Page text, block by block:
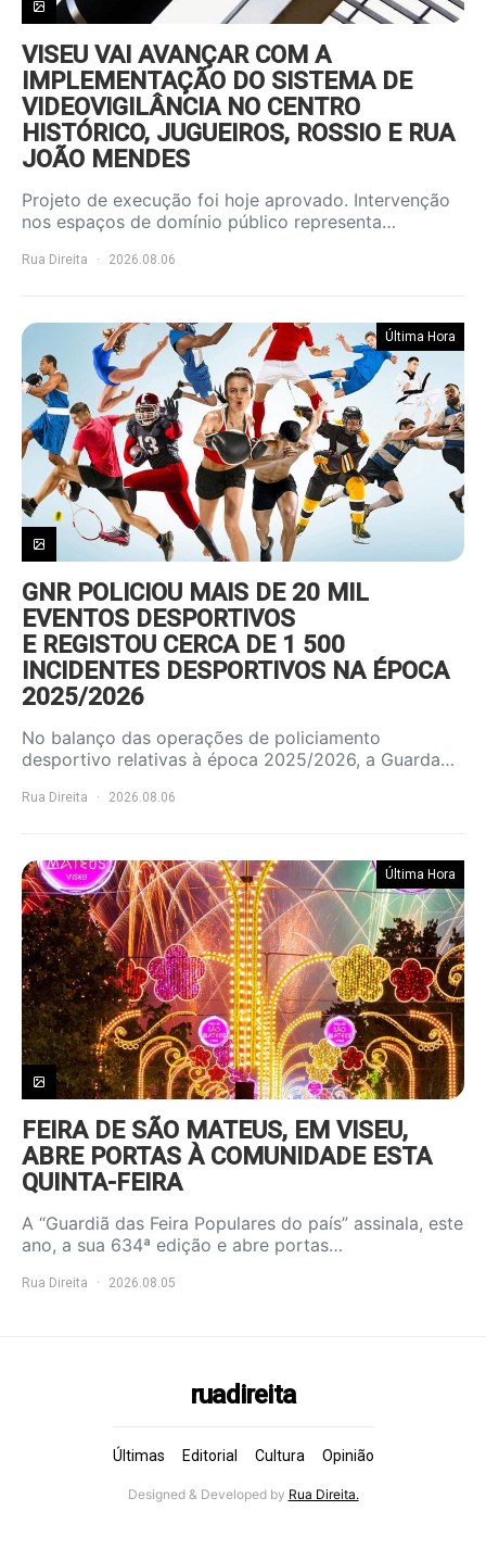
VISEU VAI AVANÇAR COM A
IMPLEMENTAÇÃO DO SISTEMA DE
VIDEOVIGILÂNCIA NO CENTRO
HISTÓRICO, JUGUEIROS, ROSSIO E RUA
JOÃO MENDES
Projeto de execução foi hoje aprovado. Intervenção
nos espaços de domínio público representa…
Rua Direita 2026.08.06
Última Hora
GNR POLICIOU MAIS DE 20 MIL
EVENTOS DESPORTIVOS
E REGISTOU CERCA DE 1 500
INCIDENTES DESPORTIVOS NA ÉPOCA
2025/2026
No balanço das operações de policiamento
desportivo relativas à época 2025/2026, a Guarda…
Rua Direita 2026.08.06
Última Hora
FEIRA DE SÃO MATEUS, EM VISEU,
ABRE PORTAS À COMUNIDADE ESTA
QUINTA-FEIRA
A “Guardiã das Feira Populares do país” assinala, este
ano, a sua 634ª edição e abre portas…
Rua Direita 2026.08.05
ruadireita
Últimas Editorial Cultura Opinião
Designed & Developed by Rua Direita.